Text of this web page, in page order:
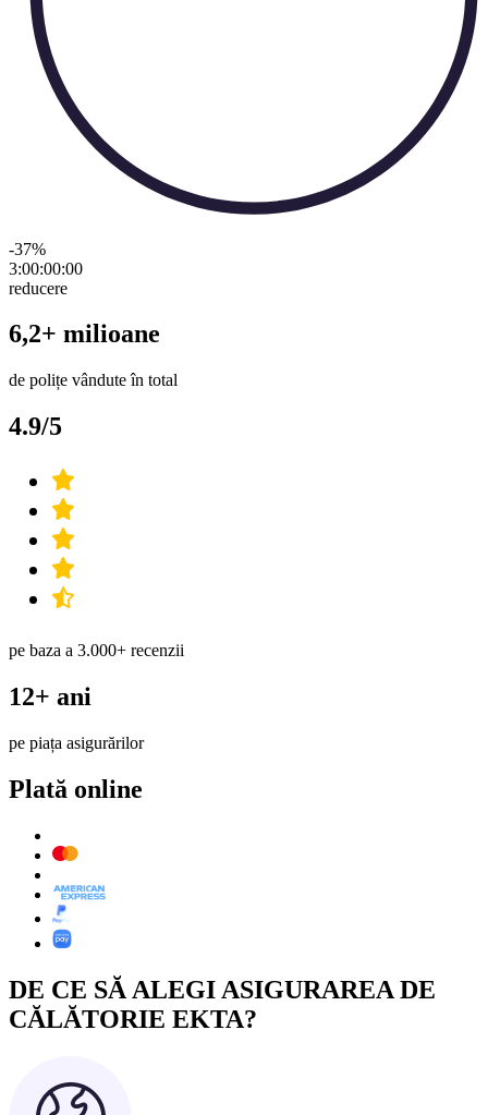
-37%
3:00:00:00
reducere
6,2+ milioane
de polițe vândute în total
4.9/5
pe baza a 3.000+ recenzii
12+ ani
pe piața asigurărilor
Plată online
DE CE SĂ ALEGI ASIGURAREA DE
CĂLĂTORIE EKTA?